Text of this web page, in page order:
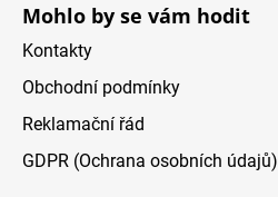
Mohlo by se vám hodit
Kontakty
Obchodní podmínky
Reklamační řád
GDPR (Ochrana osobních údajů)